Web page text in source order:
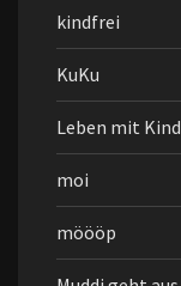
kindfrei
KuKu
Leben mit Kind
moi
möööp